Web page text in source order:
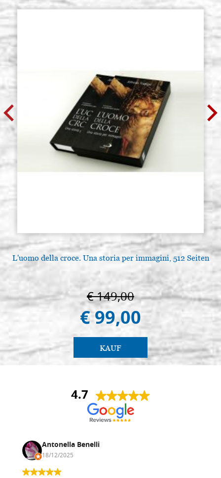
L'uomo della croce. Una storia per immagini, 512 Seiten
€ 149,00
€ 99,00
KAUF
4.7
Antonella Benelli
18/12/2025